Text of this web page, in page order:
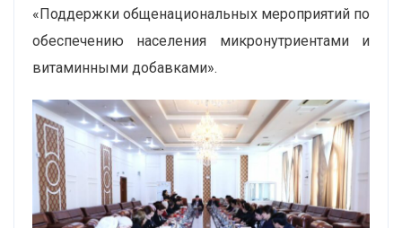
«Поддержки общенациональных мероприятий по
обеспечению населения микронутриентами и
витаминными добавками».